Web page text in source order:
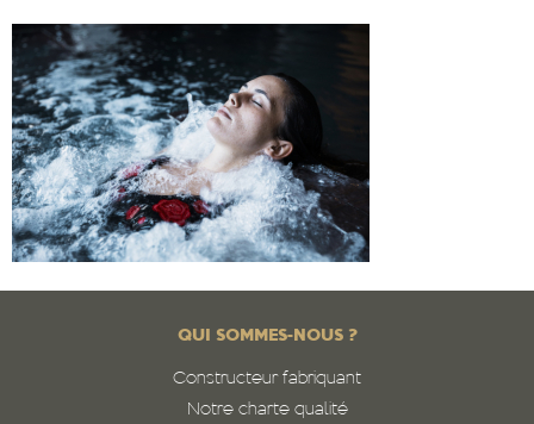
QUI SOMMES-NOUS ?
Constructeur fabriquant
Notre charte qualité